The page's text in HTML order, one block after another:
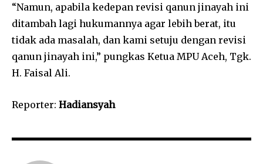
“Namun, apabila kedepan revisi qanun jinayah ini
ditambah lagi hukumannya agar lebih berat, itu
tidak ada masalah, dan kami setuju dengan revisi
qanun jinayah ini,” pungkas Ketua MPU Aceh, Tgk.
H. Faisal Ali.
Reporter: Hadiansyah